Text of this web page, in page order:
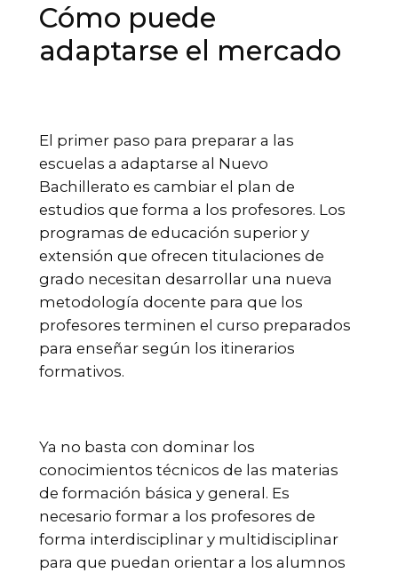
Cómo puede
adaptarse el mercado
El primer paso para preparar a las
escuelas a adaptarse al Nuevo
Bachillerato es cambiar el plan de
estudios que forma a los profesores. Los
programas de educación superior y
extensión que ofrecen titulaciones de
grado necesitan desarrollar una nueva
metodología docente para que los
profesores terminen el curso preparados
para enseñar según los itinerarios
formativos.
Ya no basta con dominar los
conocimientos técnicos de las materias
de formación básica y general. Es
necesario formar a los profesores de
forma interdisciplinar y multidisciplinar
para que puedan orientar a los alumnos